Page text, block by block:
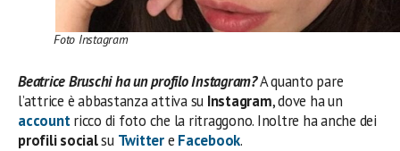
Foto Instagram
Beatrice Bruschi ha un profilo Instagram?A quanto pare
l’attrice è abbastanza attiva su Instagram, dove ha un
accountricco di foto che la ritraggono. Inoltre ha anche dei
profili socialsu Twittere Facebook.